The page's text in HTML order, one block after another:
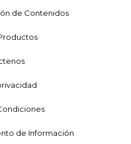
de Contenidos
de Información